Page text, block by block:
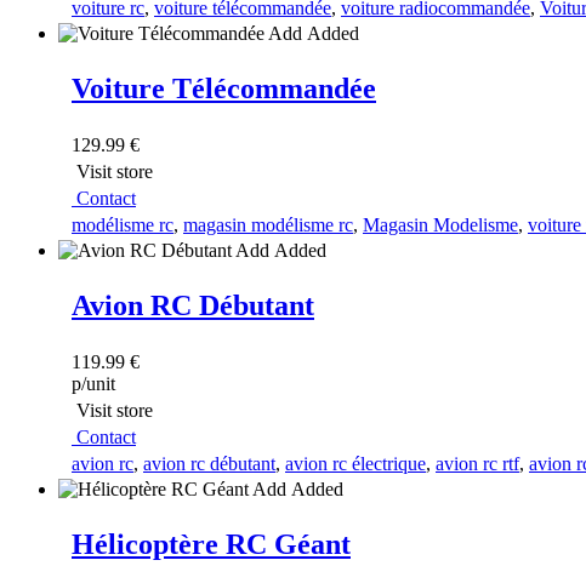
voiture rc, voiture télécommandée, voiture radiocommandée,
Add Added
Voiture Télécommandée
129.99 €
Visit store
Contact
modélisme rc, magasin modélisme rc, Magasin Modelisme, voiture
Add Added
Avion RC Débutant
119.99 €
p/unit
Visit store
Contact
avion rc, avion rc débutant, avion rc électrique, avion rc rtf, avion
Add Added
Hélicoptère RC Géant